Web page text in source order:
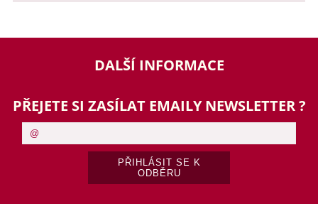
DALŠÍ INFORMACE
PŘEJETE SI ZASÍLAT EMAILY NEWSLETTER ?